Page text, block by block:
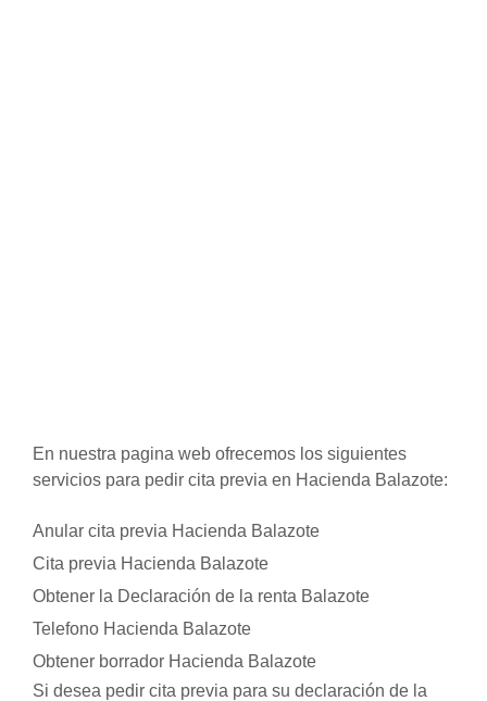
En nuestra pagina web ofrecemos los siguientes
servicios para pedir cita previa en Hacienda Balazote:
Anular cita previa Hacienda Balazote
Cita previa Hacienda Balazote
Obtener la Declaración de la renta Balazote
Telefono Hacienda Balazote
Obtener borrador Hacienda Balazote
Si desea pedir cita previa para su declaración de la